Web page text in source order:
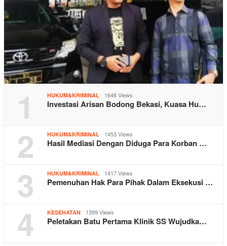
1 HUKUM&KRIMINAL 1646 Views
Investasi Arisan Bodong Bekasi, Kuasa Hu…
2 HUKUM&KRIMINAL 1453 Views
Hasil Mediasi Dengan Diduga Para Korban …
3 HUKUM&KRIMINAL 1417 Views
Pemenuhan Hak Para Pihak Dalam Eksekusi …
4 KESEHATAN 1399 Views
Peletakan Batu Pertama Klinik SS Wujudka…